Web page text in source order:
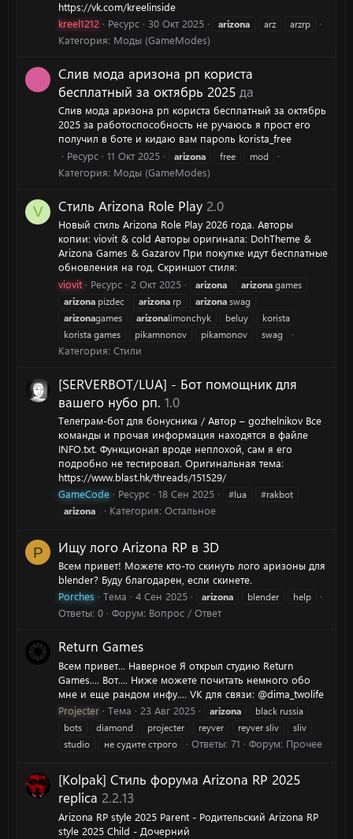
https://vk.com/kreelinside
kreel1212
Ресурс 30 Окт 2025 arizona arz arzrp
Категория: Моды (GameModes)
Слив мода аризона рп користа
бесплатный за октябрь 2025 да
Слив мода аризона рп користа бесплатный за октябрь
2025 за работоспособность не ручаюсь я прост его
получил в боте и кидаю вам пароль korista_free
Ресурс
11 Окт 2025 arizona free mod
Категория: Моды (GameModes)
V Стиль Arizona Role Play 2.0
Новый стиль Arizona Role Play 2026 года. Авторы
копии: viovit & cold Авторы оригинала: DohTheme &
Arizona Games & Gazarov При покупке идут бесплатные
обновления на год. Скриншот стиля:
viovit
Ресурс 2 Окт 2025 arizona arizonagames
arizona pizdec arizona rp arizonaswag
arizonagames arizonalimonchyk beluy
korista
korista games
pikamnonov pikamonov swag
Категория: Стили
[SERVERBOT/LUA] - Бот помощник для
вашего нубо рп. 1.0
Телеграм-бот для бонусника / Автор – gozhelnikov Все
команды и прочая информация находятся в файле
INFO.txt. Функционал вроде неплохой, сам я его
подробно не тестировал. Оригинальная тема:
https://www.blast.hk/threads/151529/
GameCode
Ресурс 18 Сен 2025 #lua
#rakbot
arizona
Категория: Остальное
P Ищу лого Arizona RP в 3D
Всем привет! Можете кто-то скинуть лого аризоны для
blender? Буду благодарен, если скинете.
Porches
Тема 4 Сен 2025 arizona blender help
Ответы: 0 Форум: Вопрос / Ответ
Return Games
Всем привет... Наверное Я открыл студию Return
Games.... Вот.... Ниже можете почитать немного обо
мне и еще рандом инфу.... VK для связи: @dima_twolife
Projecter
Тема 23 Авг 2025 arizona
black russia
bots
diamond projecter reyver reyver sliv
sliv
studio
не судите строго Ответы: 71 Форум: Прочее
[Kolpak] Стиль форума Arizona RP 2025
replica 2.2.13
Arizona RP style 2025 Parent - Родительский Arizona RP
style 2025 Child - Дочерний